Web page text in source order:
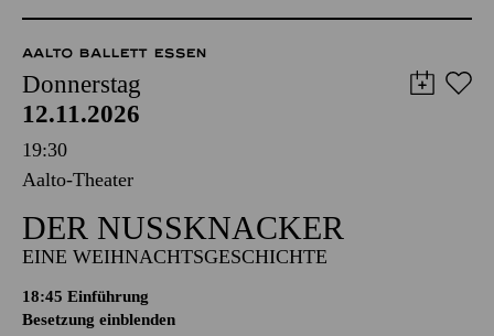
AALTO BALLETT ESSEN
Donnerstag
12.11.2026
19:30
Aalto-Theater
DER NUSSKNACKER
EINE WEIHNACHTSGESCHICHTE
18:45 Einführung
Besetzung einblenden